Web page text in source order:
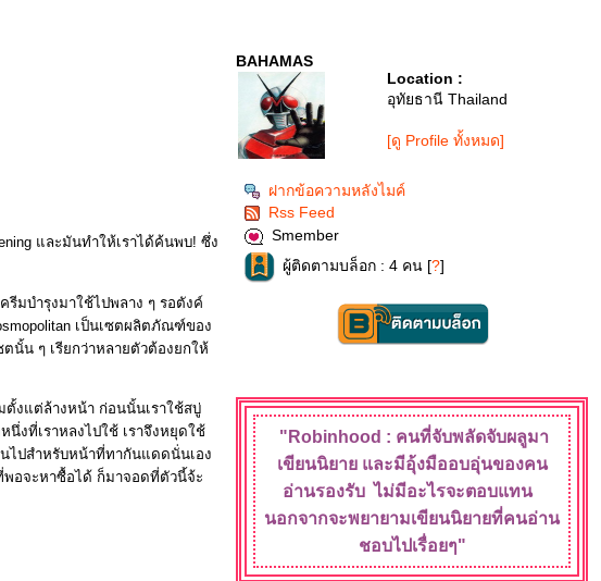
และมันทำให้เราได้ค้นพบ! ซึ่ง
มบำรุงมาใช้ไปพลาง ๆ รอตังค์
เป็นเซตผลิตภัณฑ์ของ
ตนั้น ๆ เรียกว่าหลายตัวต้องยกให้
ตั้งแต่ล้างหน้า ก่อนนั้นเราใช้สบู่
งที่เราหลงไปใช้ เราจึงหยุดใช้
ไปสำหรับหน้าที่ทากันแดดนั่นเอง
พอจะหาซื้อได้ ก็มาจอดที่ตัวนี้จ้ะ
BAHAMAS
Location :
อุทัยธานี Thailand
[ดู Profile ทั้งหมด]
ฝากข้อความหลังไมค์
Rss Feed
Smember
ผู้ติดตามบล็อก : 4 คน [?]
"Robinhood : คนที่จับพลัดจับผลูมา
เขียนนิยา ละมีอุ้งมืออบอุ่นของคน
อ่านรองรับไม่มีอะไรจะตอบแทน
นอกจากจะพยายามเขียนนิยายที่คนอ่าน
ชอบไปเรื่อยๆ"